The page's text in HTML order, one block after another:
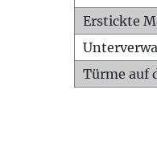
Erstickte
Türme auf